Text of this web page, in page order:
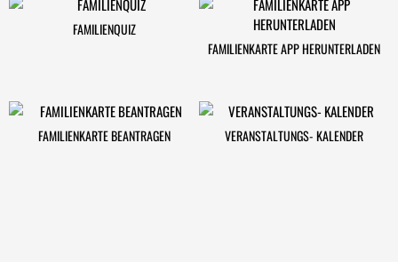
FAMILIENQUIZ
FAMILIENKARTE APP HERUNTERLADEN
FAMILIENKARTE BEANTRAGEN VERANSTALTUNGS- KALENDER